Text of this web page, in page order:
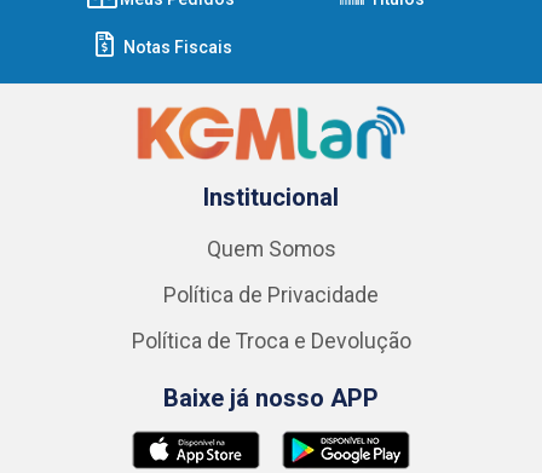
Notas Fiscais
Institucional
Quem Somos
Política de Privacidade
Política de Troca e Devolução
Baixe já nosso APP